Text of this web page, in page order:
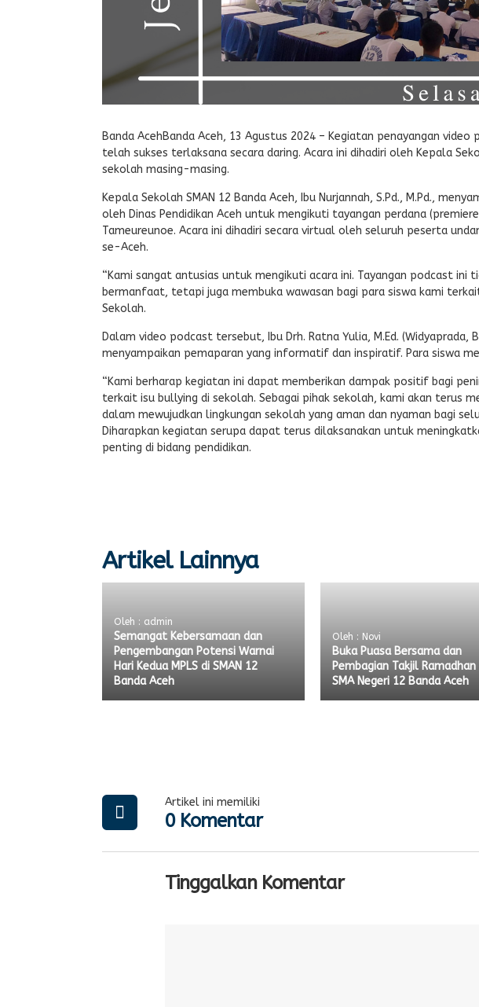
Banda AcehBanda Aceh, 13 Agustus 2024 – Kegiatan penayangan
telah sukses terlaksana secara daring. Acara ini dihadiri oleh Kepala
sekolah masing-masing.
Kepala Sekolah SMAN 12 Banda Aceh, Ibu Nurjannah, S.Pd., M.Pd.,
oleh Dinas Pendidikan Aceh untuk mengikuti tayangan perdana
Tameureunoe. Acara ini dihadiri secara virtual oleh seluruh peserta
se-Aceh.
“Kami sangat antusias untuk mengikuti acara ini. Tayangan podcast ini
bermanfaat, tetapi juga membuka wawasan bagi para siswa kami
Sekolah.
Dalam video podcast tersebut, Ibu Drh. Ratna Yulia, M.Ed. (Widyaprada,
menyampaikan pemaparan yang informatif dan inspiratif. Para siswa
“Kami berharap kegiatan ini dapat memberikan dampak positif bagi
terkait isu bullying di sekolah. Sebagai pihak sekolah, kami akan terus
dalam mewujudkan lingkungan sekolah yang aman dan nyaman bagi
Diharapkan kegiatan serupa dapat terus dilaksanakan untuk
penting di bidang pendidikan.
Artikel Lainnya
Oleh : admin
Semangat Kebersamaan dan
Pengembangan Potensi Warnai
Hari Kedua MPLS di SMAN 12
Banda Aceh
Oleh : Novi
Buka Puasa Bersama dan
Pembagian Takjil Ramadhan
SMA Negeri 12 Banda Aceh
Artikel ini memiliki
0 Komentar
Tinggalkan Komentar